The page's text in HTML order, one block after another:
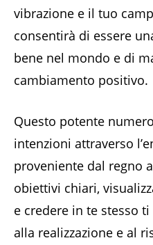
vibrazione e il tuo
consentirà di essere
bene nel mondo e di
cambiamento positivo.
Questo potente
intenzioni attraverso
proveniente dal regno
obiettivi chiari,
e credere in te stesso
alla realizzazione e al